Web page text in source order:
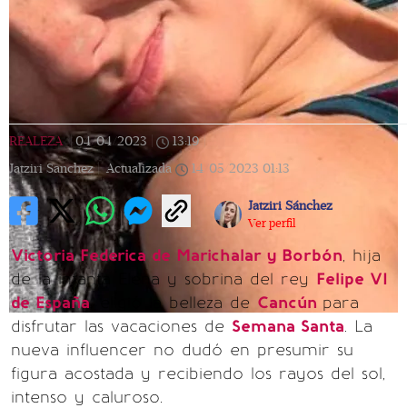
REALEZA 04/04/2023 13:19 |
Jatziri Sanchez | Actualizada 14/05/2023 01:13
Jatziri Sánchez
Ver perfil
Victoria Federica de Marichalar y Borbón, hija
de la infanta Elena y sobrina del rey Felipe VI
de España, eligió la belleza de Cancún para
disfrutar las vacaciones de Semana Santa. La
nueva influencer no dudó en presumir su
figura acostada y recibiendo los rayos del sol,
intenso y caluroso.